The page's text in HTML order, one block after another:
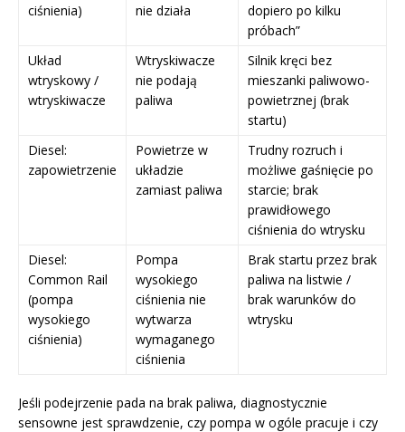
ciśnienia)
nie działa
dopiero po kilku
próbach”
Układ
wtryskowy /
wtryskiwacze
Wtryskiwacze
nie podają
paliwa
Silnik kręci bez
mieszanki paliwowo-
powietrznej (brak
startu)
Diesel:
zapowietrzenie
Powietrze w
układzie
zamiast paliwa
Trudny rozruch i
możliwe gaśnięcie po
starcie; brak
prawidłowego
ciśnienia do wtrysku
Diesel:
Common Rail
(pompa
wysokiego
ciśnienia)
Pompa
wysokiego
ciśnienia nie
wytwarza
wymaganego
ciśnienia
Brak startu przez brak
paliwa na listwie /
brak warunków do
wtrysku
Jeśli podejrzenie pada na brak paliwa, diagnostycznie
sensowne jest sprawdzenie, czy pompa w ogóle pracuje i czy